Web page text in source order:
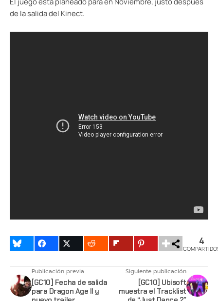
de la salida del Kinect.
4
Publicación previa
[GC10] Fecha de salida
para Dragon Age II y
Siguiente publicación
[GC10] Ubisoft
muestra el Tracklist